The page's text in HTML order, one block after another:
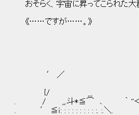
おそらく、宇宙に昇ってこられた大
《……ですが……。》
′
{/
. / ,,.斗*≦⌒
. ′ ≦ｉ: : : : : : : : : :. :.＼.